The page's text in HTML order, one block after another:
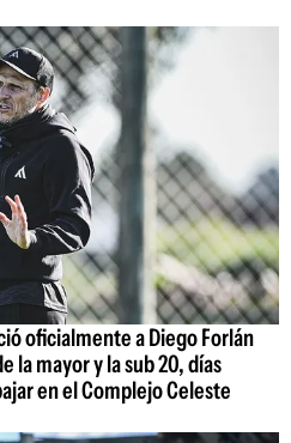
oficialmente a Diego Forlán
la mayor y la sub 20, días
en el Complejo Celeste